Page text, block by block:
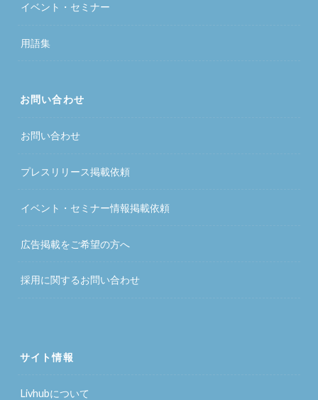
イベント・セミナー
用語集
お問い合わせ
お問い合わせ
プレスリリース掲載依頼
イベント・セミナー情報掲載依頼
広告掲載をご希望の方へ
採用に関するお問い合わせ
サイト情報
Livhubについて